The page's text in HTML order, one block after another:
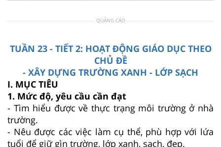
QUẢNG CÁO
TUẦN 23 - TIẾT 2: HOẠT ĐỘNG GIÁO DỤC THEO
CHỦ ĐỀ
- XÂY DỰNG TRƯỜNG XANH - LỚP SẠCH
I. MỤC TIÊU
1. Mức độ, yêu cầu cần đạt
- Tìm hiểu được về thực trạng môi trường ở nhà
trường.
- Nêu được các việc làm cụ thể, phù hợp với lứa
tuổi để giữ gìn trường, lớp xanh, sạch, đẹp.